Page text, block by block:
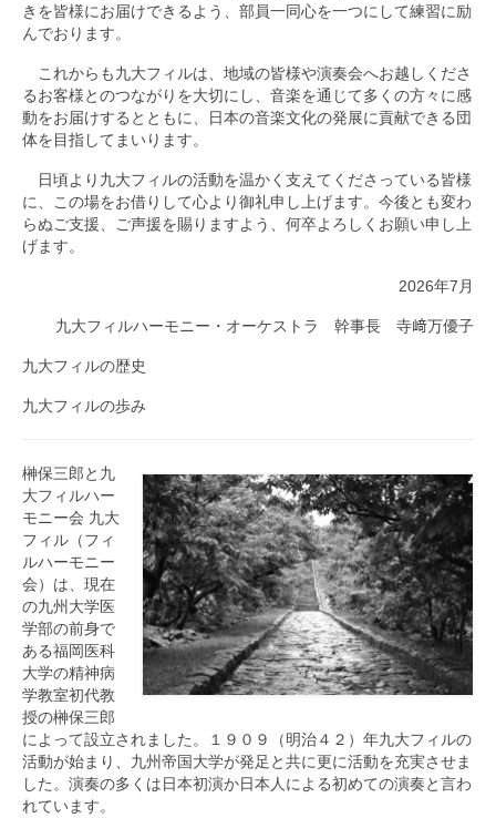
きを皆様にお届けできるよう、部員一同心を一つにして練習に励
んでおります。
これからも九大フィルは、地域の皆様や演奏会へお越しくださ
るお客様とのつながりを大切にし、音楽を通じて多くの方々に感
動をお届けするとともに、日本の音楽文化の発展に貢献できる団
体を目指してまいります。
日頃より九大フィルの活動を温かく支えてくださっている皆様
に、この場をお借りして心より御礼申し上げます。今後とも変わ
らぬご支援、ご声援を賜りますよう、何卒よろしくお願い申し上
げます。
2026年7月
九大フィルハーモニー・オーケストラ 幹事長 寺﨑万優子
九大フィルの歴史
九大フィルの歩み
榊保三郎と九
大フィルハー
モニー会 九大
フィル（フィ
ルハーモニー
会）は、現在
の九州大学医
学部の前身で
ある福岡医科
大学の精神病
学教室初代教
授の榊保三郎
によって設立されました。１９０９（明治４２）年九大フィルの
活動が始まり、九州帝国大学が発足と共に更に活動を充実させま
した。演奏の多くは日本初演か日本人による初めての演奏と言わ
れています。